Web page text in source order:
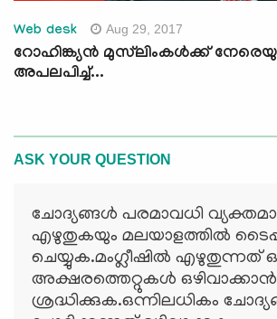
Web desk Aug 29, 2017
റോഹിങ്ക്യന്‍ മുസ്‌ലിംകള്‍ക്ക്
അപലപിച്ച്...
ASK YOUR QUESTION
ചോദ്യങ്ങള്‍ പരമാവധി
എഴുതുകയും മലയാളത്തില്‍
ചെയ്യുക.മംഗ്ലീഷില്‍ എഴുതുന്നത്
അക്ഷരത്തെറ്റുകള്‍ ഒഴിവാക്കാന്‍
ശ്രദ്ധിക്കുക.ഒന്നിലധികം